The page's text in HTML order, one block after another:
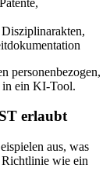
personenbezogen,
in ein KI-Tool.
erlaubt
aus, was
wie ein